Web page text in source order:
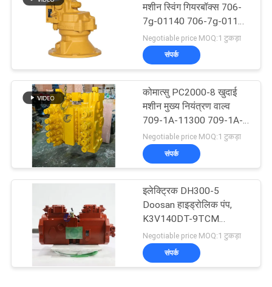
कावासाकी हाइड्रोलिक पंप
34
खुदाई यात्रा मोटर
मशीन स्विंग गियरबॉक्स 706-
7g-01140 706-7g-01170
706-7g-71141
Negotiable price MOQ:1 टुकड़ा
संपर्क
कोमात्सु PC2000-8 खुदाई
मशीन मुख्य नियंत्रण वाल्व
709-1A-11300 709-1A-
11400 709-1A-11100
Negotiable price MOQ:1 टुकड़ा
संपर्क
इलेक्ट्रिक DH300-5
Doosan हाइड्रोलिक पंप,
K3V140DT-9TCM
कावासाकी हाइड्रोलिक उत्पादों
Negotiable price MOQ:1 टुकड़ा
संपर्क